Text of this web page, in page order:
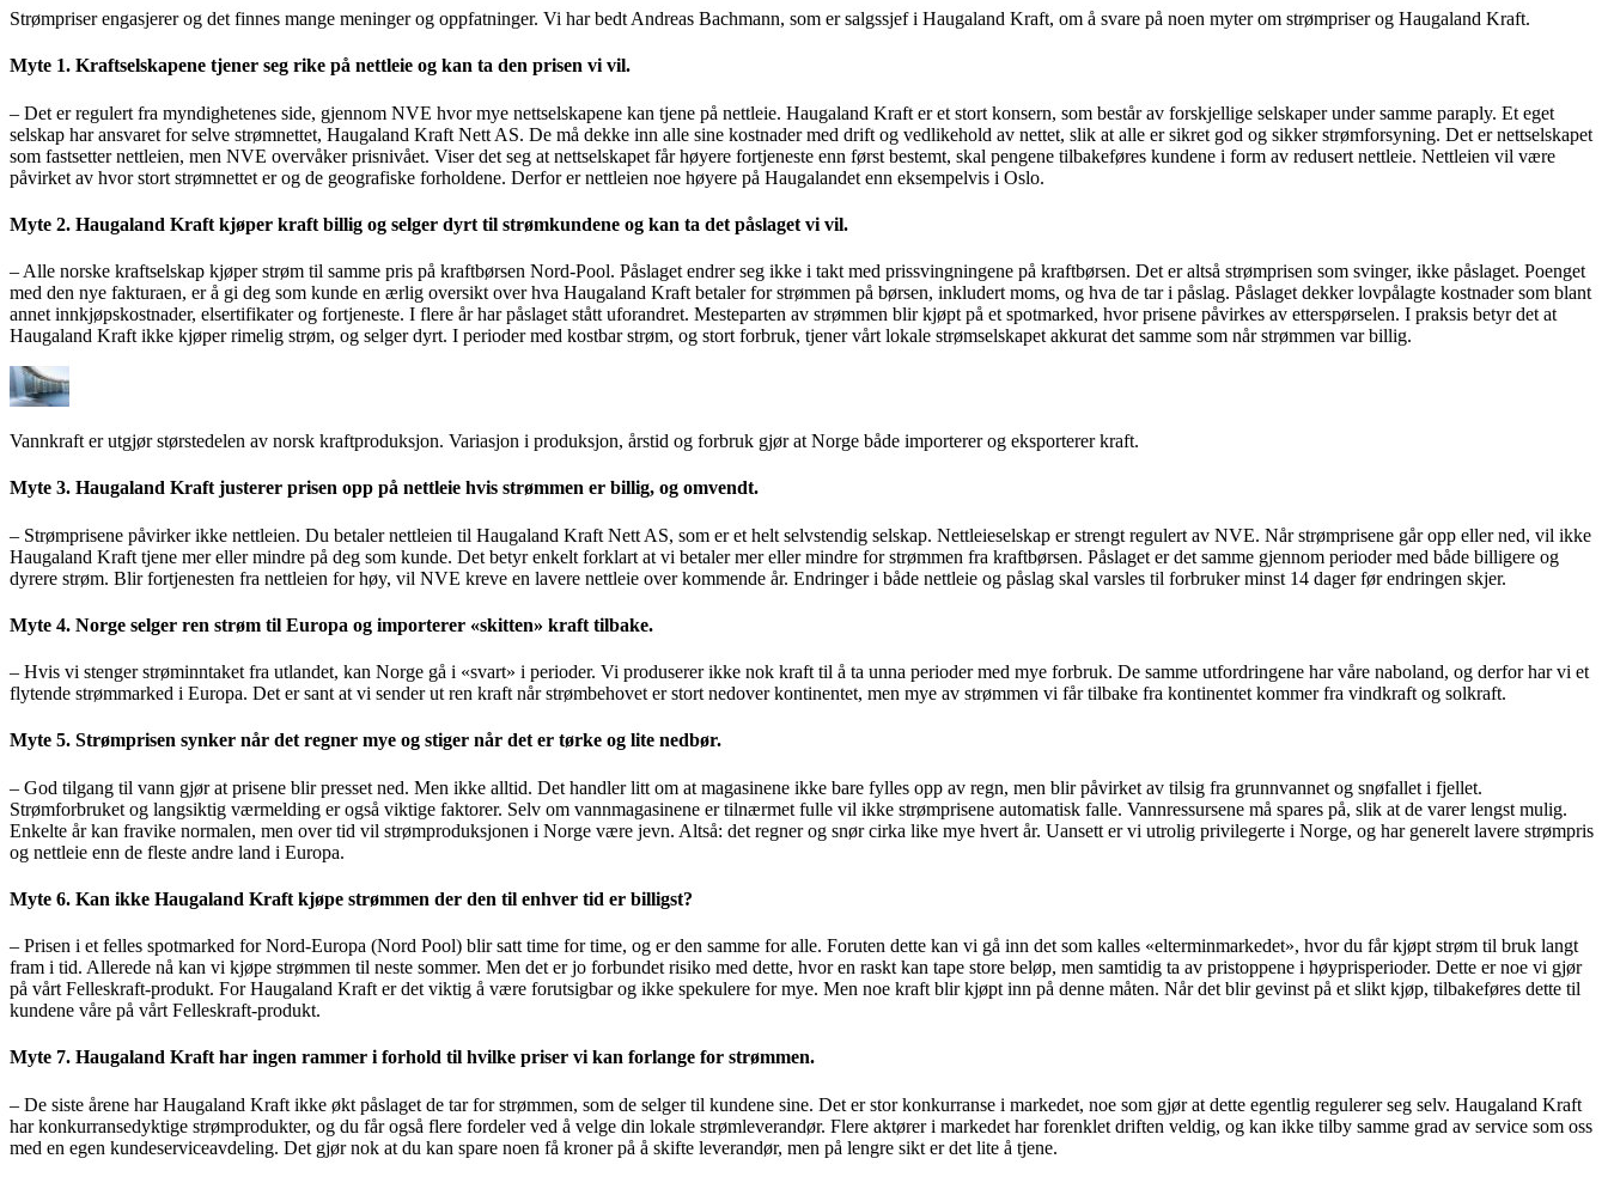
Strømpriser engasjerer og det finnes mange meninger og oppfatninger. Vi har bedt Andreas Bachmann, som er salgssjef i Haugaland Kraft, om å svare på noen myter om strømpriser og Haugaland Kraft.
Myte 1. Kraftselskapene tjener seg rike på nettleie og kan ta den prisen vi vil.
– Det er regulert fra myndighetenes side, gjennom NVE hvor mye nettselskapene kan tjene på nettleie. Haugaland Kraft er et stort konsern, som består av forskjellige selskaper under samme paraply. Et eget
selskap har ansvaret for selve strømnettet, Haugaland Kraft Nett AS. De må dekke inn alle sine kostnader med drift og vedlikehold av nettet, slik at alle er sikret god og sikker strømforsyning. Det er nettselskapet
som fastsetter nettleien, men NVE overvåker prisnivået. Viser det seg at nettselskapet får høyere fortjeneste enn først bestemt, skal pengene tilbakeføres kundene i form av redusert nettleie. Nettleien vil være
påvirket av hvor stort strømnettet er og de geografiske forholdene. Derfor er nettleien noe høyere på Haugalandet enn eksempelvis i Oslo.
Myte 2. Haugaland Kraft kjøper kraft billig og selger dyrt til strømkundene og kan ta det påslaget vi vil.
– Alle norske kraftselskap kjøper strøm til samme pris på kraftbørsen Nord-Pool. Påslaget endrer seg ikke i takt med prissvingningene på kraftbørsen. Det er altså strømprisen som svinger, ikke påslaget. Poenget
med den nye fakturaen, er å gi deg som kunde en ærlig oversikt over hva Haugaland Kraft betaler for strømmen på børsen, inkludert moms, og hva de tar i påslag. Påslaget dekker lovpålagte kostnader som blant
annet innkjøpskostnader, elsertifikater og fortjeneste. I flere år har påslaget stått uforandret. Mesteparten av strømmen blir kjøpt på et spotmarked, hvor prisene påvirkes av etterspørselen. I praksis betyr det at
Haugaland Kraft ikke kjøper rimelig strøm, og selger dyrt. I perioder med kostbar strøm, og stort forbruk, tjener vårt lokale strømselskapet akkurat det samme som når strømmen var billig.
Vannkraft er utgjør størstedelen av norsk kraftproduksjon. Variasjon i produksjon, årstid og forbruk gjør at Norge både importerer og eksporterer kraft.
Myte 3. Haugaland Kraft justerer prisen opp på nettleie hvis strømmen er billig, og omvendt.
– Strømprisene påvirker ikke nettleien. Du betaler nettleien til Haugaland Kraft Nett AS, som er et helt selvstendig selskap. Nettleieselskap er strengt regulert av NVE. Når strømprisene går opp eller ned, vil ikke
Haugaland Kraft tjene mer eller mindre på deg som kunde. Det betyr enkelt forklart at vi betaler mer eller mindre for strømmen fra kraftbørsen. Påslaget er det samme gjennom perioder med både billigere og
dyrere strøm. Blir fortjenesten fra nettleien for høy, vil NVE kreve en lavere nettleie over kommende år. Endringer i både nettleie og påslag skal varsles til forbruker minst 14 dager før endringen skjer.
Myte 4. Norge selger ren strøm til Europa og importerer «skitten» kraft tilbake.
– Hvis vi stenger strøminntaket fra utlandet, kan Norge gå i «svart» i perioder. Vi produserer ikke nok kraft til å ta unna perioder med mye forbruk. De samme utfordringene har våre naboland, og derfor har vi et
flytende strømmarked i Europa. Det er sant at vi sender ut ren kraft når strømbehovet er stort nedover kontinentet, men mye av strømmen vi får tilbake fra kontinentet kommer fra vindkraft og solkraft.
Myte 5. Strømprisen synker når det regner mye og stiger når det er tørke og lite nedbør.
– God tilgang til vann gjør at prisene blir presset ned. Men ikke alltid. Det handler litt om at magasinene ikke bare fylles opp av regn, men blir påvirket av tilsig fra grunnvannet og snøfallet i fjellet.
Strømforbruket og langsiktig værmelding er også viktige faktorer. Selv om vannmagasinene er tilnærmet fulle vil ikke strømprisene automatisk falle. Vannressursene må spares på, slik at de varer lengst mulig.
Enkelte år kan fravike normalen, men over tid vil strømproduksjonen i Norge være jevn. Altså: det regner og snør cirka like mye hvert år. Uansett er vi utrolig privilegerte i Norge, og har generelt lavere strømpris
og nettleie enn de fleste andre land i Europa.
Myte 6. Kan ikke Haugaland Kraft kjøpe strømmen der den til enhver tid er billigst?
– Prisen i et felles spotmarked for Nord-Europa (Nord Pool) blir satt time for time, og er den samme for alle. Foruten dette kan vi gå inn det som kalles «elterminmarkedet», hvor du får kjøpt strøm til bruk langt
fram i tid. Allerede nå kan vi kjøpe strømmen til neste sommer. Men det er jo forbundet risiko med dette, hvor en raskt kan tape store beløp, men samtidig ta av pristoppene i høyprisperioder. Dette er noe vi gjør
på vårt Felleskraft-produkt. For Haugaland Kraft er det viktig å være forutsigbar og ikke spekulere for mye. Men noe kraft blir kjøpt inn på denne måten. Når det blir gevinst på et slikt kjøp, tilbakeføres dette til
kundene våre på vårt Felleskraft-produkt.
Myte 7. Haugaland Kraft har ingen rammer i forhold til hvilke priser vi kan forlange for strømmen.
– De siste årene har Haugaland Kraft ikke økt påslaget de tar for strømmen, som de selger til kundene sine. Det er stor konkurranse i markedet, noe som gjør at dette egentlig regulerer seg selv. Haugaland Kraft
har konkurransedyktige strømprodukter, og du får også flere fordeler ved å velge din lokale strømleverandør. Flere aktører i markedet har forenklet driften veldig, og kan ikke tilby samme grad av service som oss
med en egen kundeserviceavdeling. Det gjør nok at du kan spare noen få kroner på å skifte leverandør, men på lengre sikt er det lite å tjene.